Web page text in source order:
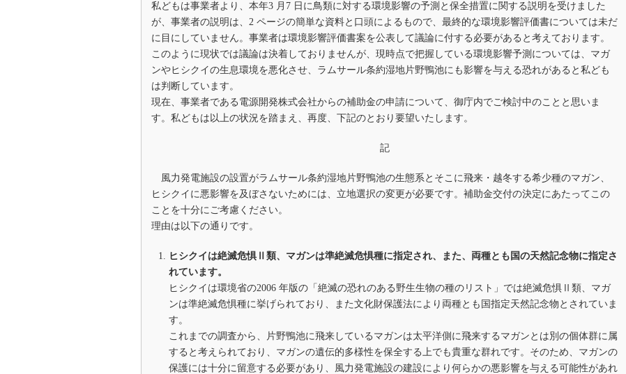
私どもは事業者より、本年3 月7 日に鳥類に対する環境影響の予測と保全措置に関する説明を受けました
が、事業者の説明は、2 ページの簡単な資料と口頭によるもので、最終的な環境影響評価書については未だ
に目にしていません。事業者は環境影響評価書案を公表して議論に付する必要があると考えております。
このように現状では議論は決着しておりませんが、現時点で把握している環境影響予測については、マガ
ンやヒシクイの生息環境を悪化させ、ラムサール条約湿地片野鴨池にも影響を与える恐れがあると私ども
は判断しています。
現在、事業者である電源開発株式会社からの補助金の申請について、御庁内でご検討中のことと思いま
す。私どもは以上の状況を踏まえ、再度、下記のとおり要望いたします。
記
風力発電施設の設置がラムサール条約湿地片野鴨池の生態系とそこに飛来・越冬する希少種のマガン、
ヒシクイに悪影響を及ぼさないためには、立地選択の変更が必要です。補助金交付の決定にあたってこの
ことを十分にご考慮ください。
理由は以下の通りです。
ヒシクイは絶滅危惧Ⅱ類、マガンは準絶滅危惧種に指定され、また、両種とも国の天然記念物に指定さ
れています。
ヒシクイは環境省の2006 年版の「絶滅の恐れのある野生生物の種のリスト」では絶滅危惧Ⅱ類、マガ
ンは準絶滅危惧種に挙げられており、また文化財保護法により両種とも国指定天然記念物とされていま
す。
これまでの調査から、片野鴨池に飛来しているマガンは太平洋側に飛来するマガンとは別の個体群に属
すると考えられており、マガンの遺伝的多様性を保全する上でも貴重な群れです。そのため、マガンの
保護には十分に留意する必要があり、風力発電施設の建設により何らかの悪影響を与える可能性があれ